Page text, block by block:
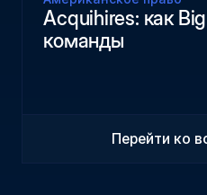
Acquihires: как
команды
Перейти ко